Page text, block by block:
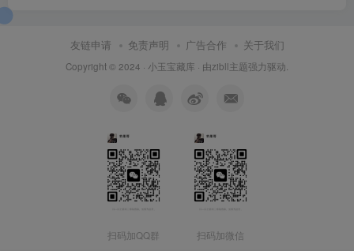
友链申请 免责声明 广告合作 关于我们
Copyright © 2024 · 小玉宝藏库 · 由zibll主题强力驱动.
扫码加QQ群 扫码加微信